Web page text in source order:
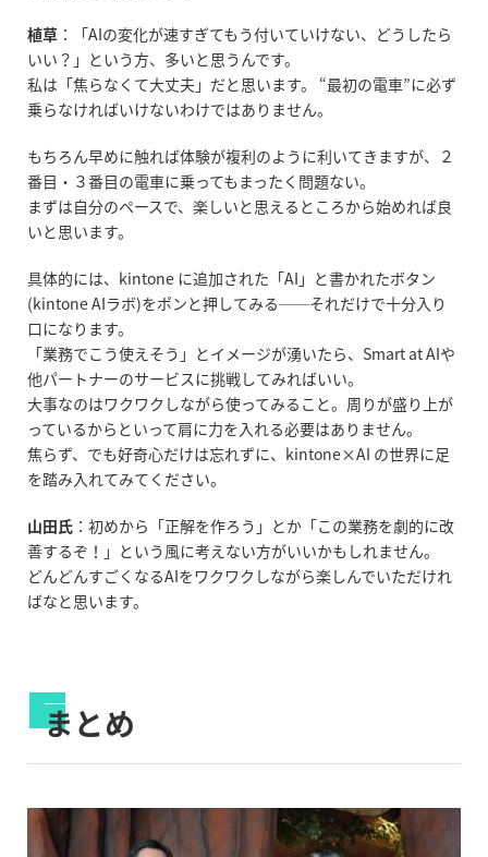
植草 ：「AIの変化が速すぎてもう付いていけない、どうしたら
いい？」という方、多いと思うんです。
私は「焦らなくて大丈夫」だと思います。 “最初の電車”に必ず
乗らなければいけないわけではありません。
もちろん早めに触れば体験が複利のように利いてきますが、２
番目・３番目の電車に乗ってもまったく問題ない。
まずは自分のペースで、楽しいと思えるところから始めれば良
いと思います。
具体的には、kintone に追加された「AI」と書かれたボタン
(kintone AIラボ)をポンと押してみる──それだけで十分入り
口になります。
「業務でこう使えそう」とイメージが湧いたら、Smart at AIや
他パートナーのサービスに挑戦してみればいい。
大事なのはワクワクしながら使ってみること。周りが盛り上が
っているからといって肩に力を入れる必要はありません。
焦らず、でも好奇心だけは忘れずに、kintone×AI の世界に足
を踏み入れてみてください。
山田氏 ：初めから「正解を作ろう」とか「この業務を劇的に改
善するぞ！」という風に考えない方がいいかもしれません。
どんどんすごくなるAIをワクワクしながら楽しんでいただけれ
ばなと思います。
まとめ